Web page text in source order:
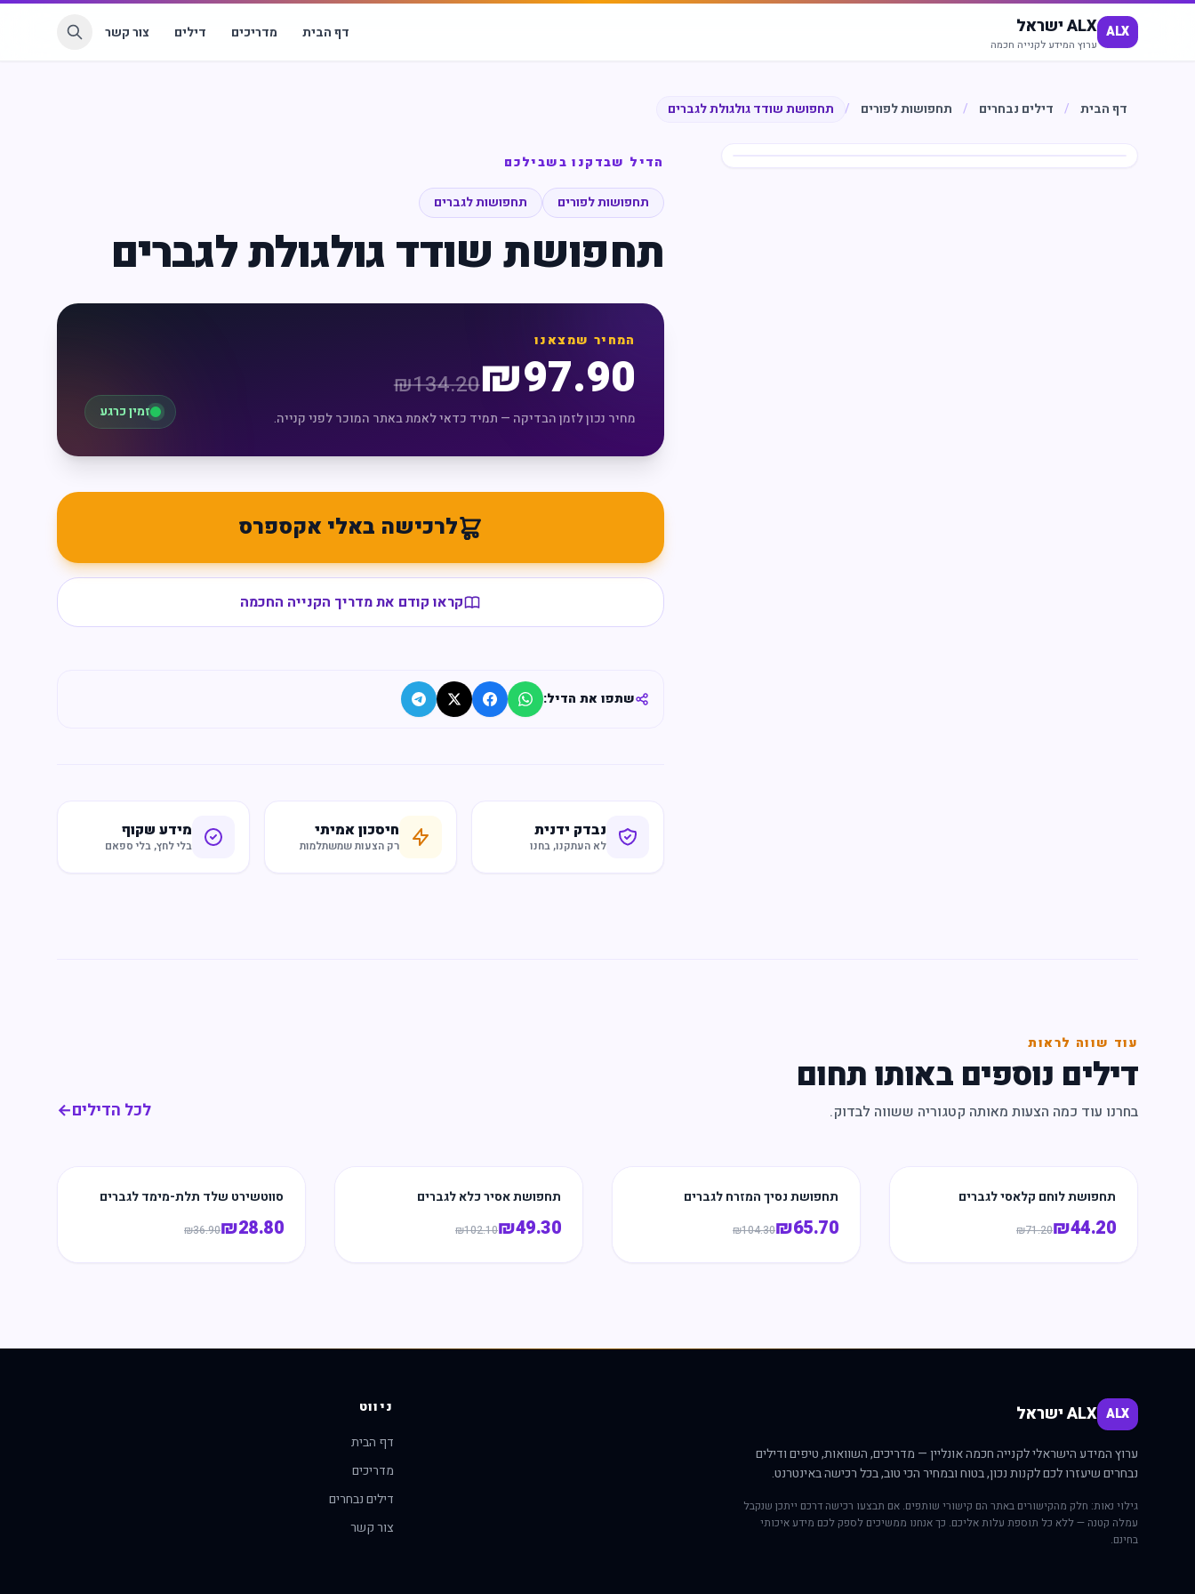
ALX ALX ישראל
ערוץ המידע לקנייה חכמה
דף הבית מדריכים דילים צור קשר
דף הבית / דילים נבחרים / תחפושות לפורים / תחפושת שודד גולגולת לגברים
הדיל שבדקנו בשבילכם
תחפושות לפורים תחפושות לגברים
תחפושת שודד גולגולת לגברים
המחיר שמצאנו
₪97.90
₪134.20
מחיר נכון לזמן הבדיקה — תמיד כדאי לאמת באתר המוכר לפני קנייה. זמין כרגע
לרכישה באלי אקספרס
קראו קודם את מדריך הקנייה החכמה
שתפו את הדיל:
נבדק ידנית
לא העתקנו, בחנו
חיסכון אמיתי
רק הצעות שמשתלמות
מידע שקוף
בלי לחץ, בלי ספאם
עוד שווה לראות
דילים נוספים באותו תחום
בחרנו עוד כמה הצעות מאותה קטגוריה ששווה לבדוק. לכל הדילים←
תחפושת לוחם קלאסי לגברים
₪44.20
₪71.20
תחפושת נסיך המזרח לגברים
₪65.70
₪104.30
תחפושת אסיר כלא לגברים
₪49.30
₪102.10
סווטשירט שלד תלת-מימד לגברים
₪28.80
₪36.90
ALX ALX ישראל
ערוץ המידע הישראלי לקנייה חכמה אונליין — מדריכים, השוואות, טיפים ודילים
נבחרים שיעזרו לכם לקנות נכון, בטוח ובמחיר הכי טוב, בכל רכישה באינטרנט.
גילוי נאות: חלק מהקישורים באתר הם קישורי שותפים. אם תבצעו רכישה דרכם ייתכן שנקבל
עמלה קטנה — ללא כל תוספת עלות אליכם. כך אנחנו ממשיכים לספק לכם מידע איכותי
בחינם.
ניווט
דף הבית
מדריכים
דילים נבחרים
צור קשר